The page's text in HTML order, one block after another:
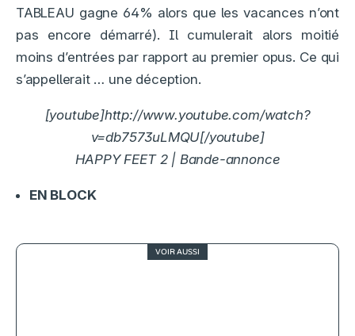
TABLEAU gagne 64% alors que les vacances n’ont
pas encore démarré). Il cumulerait alors moitié
moins d’entrées par rapport au premier opus. Ce qui
s’appellerait … une déception.
[youtube]http://www.youtube.com/watch?
v=db7573uLMQU[/youtube]
HAPPY FEET 2 | Bande-annonce
EN BLOCK
VOIR AUSSI